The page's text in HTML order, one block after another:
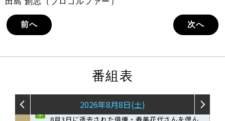
前へ 次へ
番組表